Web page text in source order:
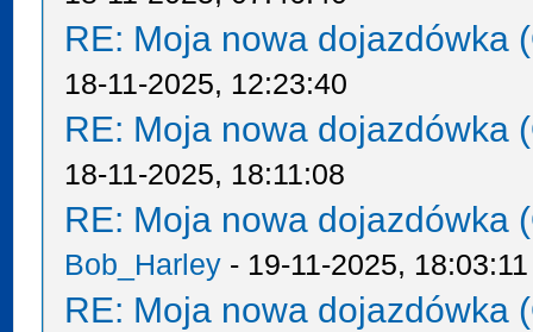
RE: Moja nowa dojazdówka
18-11-2025, 12:23:40
RE: Moja nowa dojazdówka
18-11-2025, 18:11:08
RE: Moja nowa dojazdówka
Bob_Harley - 19-11-2025, 18:03:11
RE: Moja nowa dojazdówka